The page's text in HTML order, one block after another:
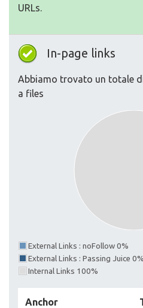
URLs.
In-page links
Abbiamo trovato un totale
a files
External Links : noFollow 0%
External Links : Passing Juice 0%
Internal Links 100%
Anchor